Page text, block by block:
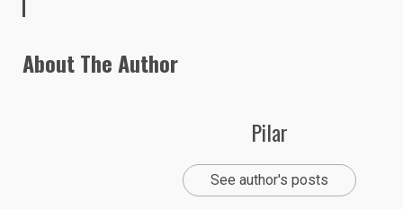
About The Author
Pilar
See author's posts